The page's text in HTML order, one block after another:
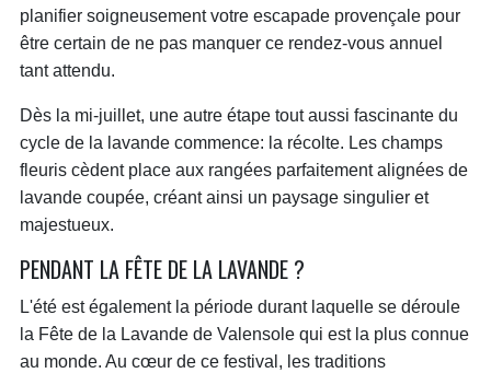
planifier soigneusement votre escapade provençale pour
être certain de ne pas manquer ce rendez-vous annuel
tant attendu.
Dès la mi-juillet, une autre étape tout aussi fascinante du
cycle de la lavande commence: la récolte. Les champs
fleuris cèdent place aux rangées parfaitement alignées de
lavande coupée, créant ainsi un paysage singulier et
majestueux.
PENDANT LA FÊTE DE LA LAVANDE ?
L'été est également la période durant laquelle se déroule
la Fête de la Lavande de Valensole qui est la plus connue
au monde. Au cœur de ce festival, les traditions